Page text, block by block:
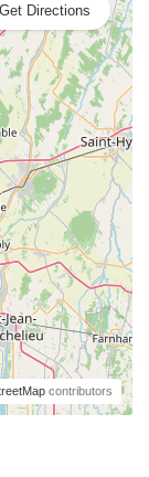
contributors
Get Directions